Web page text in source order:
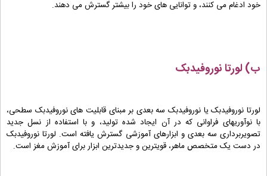
خود ادغام می کنند، و توانایی های خود را بیشتر گسترش می دهند.
ب) لورتا نوروفیدبک
لورتا نوروفیدبک یا نوروفیدبک سه بعدی بر مبنای قابلیت های نوروفیدبک سطحی،
با نوآوریهای فراوانی که در آن ایجاد شده تولید، و با استفاده از نسل جدید
تصویربرداری سه بعدی و ابزارهای آموزشی گسترش یافته است. لورتا نوروفیدبک
در دست یک متخصص ماهر، قویترین و جدیدترین ابزار برای آموزش مغز است.